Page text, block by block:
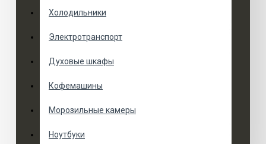
Холодильники
Электротранспорт
Духовые шкафы
Кофемашины
Морозильные камеры
Ноутбуки